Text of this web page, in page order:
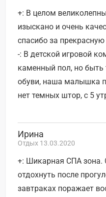
+: В целом
изыскано и очень
спасибо за прекрасную
-: В детской игровой
каменный пол, но
обуви, наша малышка
нет темных штор, с 5
Ирина
Отдых 13.03.2020
+: Шикарная СПА
отдохнуть после
завтраках поражает